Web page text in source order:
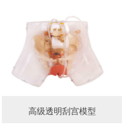
高级透明刮宫模型